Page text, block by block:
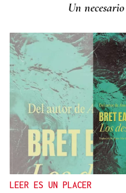
Un
LEER ES UN PLACER